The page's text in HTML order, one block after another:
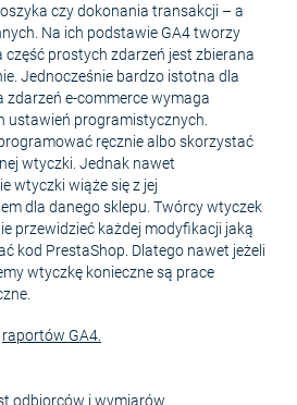
czy dokonania transakcji – a
Na ich podstawie GA4 tworzy
część prostych zdarzeń jest zbierana
Jednocześnie bardzo istotna dla
zdarzeń e-commerce wymaga
ustawień programistycznych.
ręcznie albo skorzystać
wtyczki. Jednak nawet
wtyczki wiąże się z jej
dla danego sklepu. Twórcy wtyczek
przewidzieć każdej modyfikacji jaką
kod PrestaShop. Dlatego nawet jeżeli
wtyczkę konieczne są prace
raportów GA4.
odbiorców i wymiarów